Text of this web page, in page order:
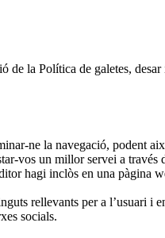
la Política de galetes,
ne la navegació, podent
vos un millor servei a través
hagi inclòs en una pàgina
rellevants per a l’usuari i
socials.